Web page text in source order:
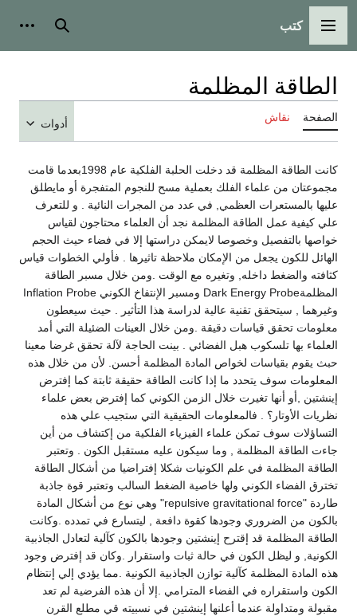
القائمة الرئيسية
كتب بحث
الطاقة المظلمة
الصفحة نقاش أدوات
كانت الطاقة المظلمة قد دخلت الحلبة الفلكية عام 1998بعدما قامت
مجموعتان من علماء الفلك بعملية مسح للنجوم المتفجرة أو مايطلق
عليها بالمستعرات العظمي, في عدد من المجرات النائية . و للتعرف
علي كيفية عمل الطاقة المظلمة نجد أن العلماء محتاجون لقياس
خواصها بالتفصيل وخصوصا لايمكن دراستها إلا في فضاء حيث الحجم
الهائل للكون يجعل من الإمكان ملاحظة تاثيرها . فأولي الخطوات قياس
كثافته والضغط داخله, وتغيره مع الوقت .ومن خلال مسبر الطاقة
المظلمةDark Energy Probe ومسبر الإنتفاخ الكوني Inflation Probe
وغيرهما , سيتحقق تقنية عالية لدراسة هذا التأثير . حيث سيعطون
معلومات تحقق قياسات دقيقة .ومن خلال العينات الضئيلة التي أمد
العلماء بها تلسكوب هبل الفضائي . بينت الحاجة لآلة تحقق غرضا معينا
حبث يقوم بقياسات لخواص المادة المظلمة أحسن. لأن من خلال هذه
المعلومات سوف يتحدد ما إذا كانت الطاقة حقيقة ثابتة كما إفترض
إينشتين ,أو أنها تغيرت خلال الزمن الكوني كما إفترض بعض علماء
نظريات الأوتار؟ . فالمعلومات الحقيقية التي ستجيب علي هذه
التساؤلات سوف تمكن علماء الفيزياء الفلكية من إكتشاف من أين
جاءت الطاقة المظلمة , وما سيكون عليه مستقبل الكون . وتعتبر
الطاقة المظلمة في علم الكونيات شكلا إفتراضيا من أشكال الطاقة
تخترق الفضاء الكوني ولها خاصية الضغط السالب وتعتبر قوة جاذبة
طاردة "repulsive gravitational force" وهي نوع من أشكال المادة
بالكون من الضروري وجودها كقوة دافعة , ليتسارع في تمدده .وكانت
الطاقة المظلمة قد إقترح إينشتين وجودها بالكون كآلية لتعادل الجاذبية
الكونية, و ليظل الكون في حالة ثبات واستقرار .وكان قد إفترض وجود
هذه المادة المظلمة كآلية توازن الجاذبية الكونية .مما يؤدي إلي إنتظام
الكون واستقراره في الفضاء المترامي .إلا أن هذه الفرضية لم تعد
مقبولة ومتداولة عندما أعلنها إينشتين في نسبيته قي مطلع القرن